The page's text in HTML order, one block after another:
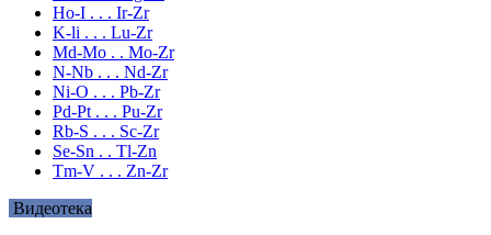
Ho-I . . . Ir-Zr
K-li . . . Lu-Zr
Md-Mo . . Mo-Zr
N-Nb . . . Nd-Zr
Ni-O . . . Pb-Zr
Pd-Pt . . . Pu-Zr
Rb-S . . . Sc-Zr
Se-Sn . . Tl-Zn
Tm-V . . . Zn-Zr
Видеотека